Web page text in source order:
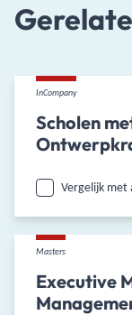
InCompany
Scholen
Vergelijk met
Masters
Executive